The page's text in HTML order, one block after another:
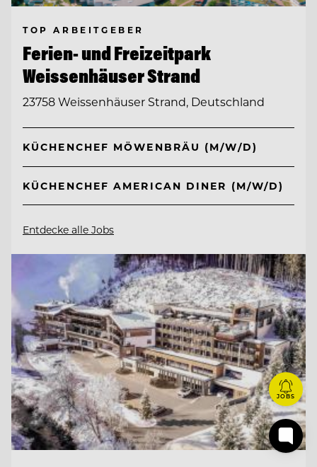
TOP ARBEITGEBER
Ferien- und Freizeitpark
Weissenhäuser Strand
23758 Weissenhäuser Strand, Deutschland
KÜCHENCHEF MÖWENBRÄU (M/W/D)
KÜCHENCHEF AMERICAN DINER (M/W/D)
Entdecke alle Jobs
JOBS